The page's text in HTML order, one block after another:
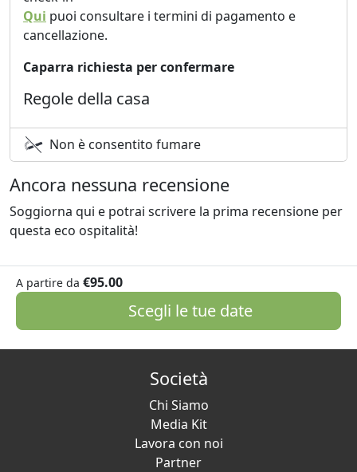
Si prega di comunicare l'orario di arrivo per garantire
un accesso sicuro - accesso tramite codice di sicurezza
se necessario.
Si prega di comunicare l'orario di arrivo per poter
accedere in sicurezza. Accesso tramite codice di
Qui puoi consultare i termini di pagamento e
cancellazione.
Caparra richiesta per confermare
Regole della casa
Non è consentito fumare
Ancora nessuna recensione
Soggiorna qui e potrai scrivere la prima recensione per
questa eco ospitalità!
A partire da €95.00
Scegli le tue date
Società
Chi Siamo
Media Kit
Lavora con noi
Partner